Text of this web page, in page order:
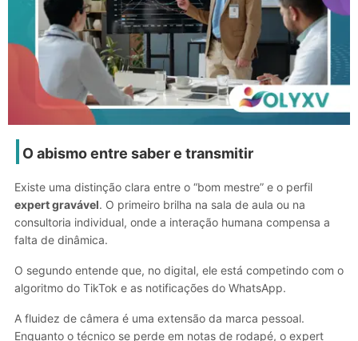
O abismo entre saber e transmitir
Existe uma distinção clara entre o “bom mestre” e o perfil
expert gravável. O primeiro brilha na sala de aula ou na
consultoria individual, onde a interação humana compensa a
falta de dinâmica.
O segundo entende que, no digital, ele está competindo com o
algoritmo do TikTok e as notificações do WhatsApp.
A fluidez de câmera é uma extensão da marca pessoal.
Enquanto o técnico se perde em notas de rodapé, o expert